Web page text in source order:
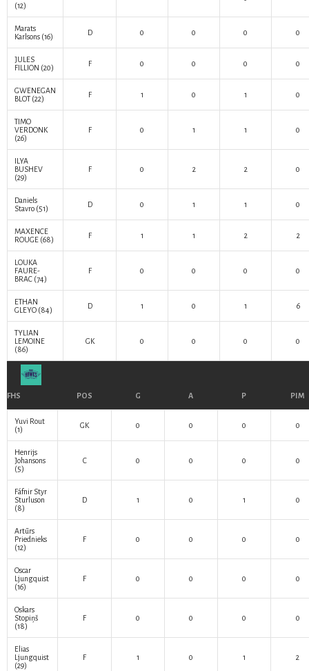
(12)
Marats
Karlsons (16) D 0 0 0 0
JULES
FILLION (20) F 0 0 0 0
GWENEGAN
BLOT (22) F 1 0 1 0
TIMO
VERDONK
(26)
F 0 1 1 0
ILYA
BUSHEV
(29)
F 0 2 2 0
Daniels
Stavro (51) D 0 1 1 0
MAXENCE
ROUGE (68) F 1 1 2 2
LOUKA
FAURE-
BRAC (74)
F 0 0 0 0
ETHAN
GLEYO (84) D 1 0 1 6
TYLIAN
LEMOINE
(86)
GK 0 0 0 0
FHS POS G A P PIM
Yuvi Rout
(1)
GK 0 0 0 0
Henrijs
Johansons
(5)
C 0 0 0 0
Fáfnir Styr
Sturluson
(8)
D 1 0 1 0
Artūrs
Priednieks
(12)
F 0 0 0 0
Oscar
Ljungquist
(16)
F 0 0 0 0
Oskars
Stopiņš
(18)
F 0 0 0 0
Elias
Ljungquist
(29)
F 1 0 1 2